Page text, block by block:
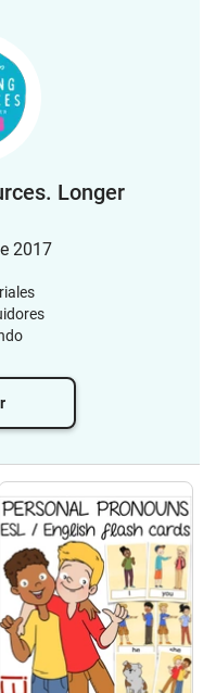
Longer
2017